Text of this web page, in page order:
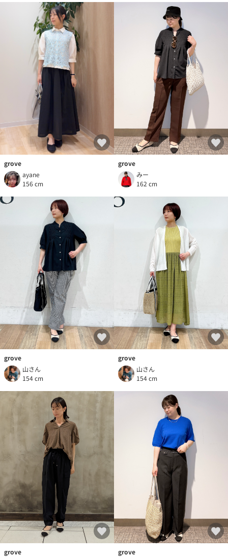
grove
ayane
156 cm
grove
みー
162 cm
grove
山さん
154 cm
grove
山さん
154 cm
grove grove